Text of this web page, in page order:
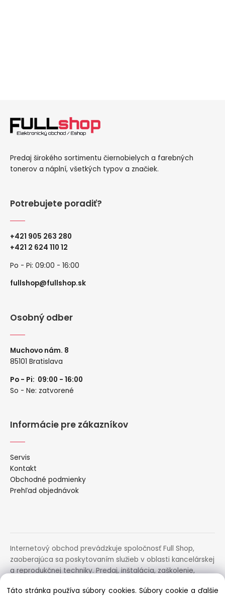
Predaj širokého sortimentu čiernobielych a farebných
tonerov a náplní, všetkých typov a značiek.
Potrebujete poradiť?
+421 905 263 280
+421 2 624 110 12
Po - Pi: 09:00 - 16:00
fullshop@fullshop.sk
Osobný odber
Muchovo nám. 8
85101 Bratislava
Po - Pi: 09:00 - 16:00
So - Ne: zatvorené
Informácie pre zákazníkov
Servis
Kontakt
Obchodné podmienky
Prehľad objednávok
Internetový obchod prevádzkuje spoločnosť Full Shop,
zaoberajúca sa poskytovaním služieb v oblasti kancelárskej
a reprodukčnej techniky. Predaj, inštalácia, zaškolenie,
zariadení.
Táto stránka používa súbory cookies. Súbory cookie a ďalšie